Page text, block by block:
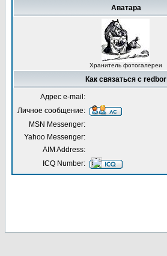
Аватара
Хранитель фотогалереи
Как связаться с redbor
Адрес e-mail:
Личное сообщение:
MSN Messenger:
Yahoo Messenger:
AIM Address:
ICQ Number: